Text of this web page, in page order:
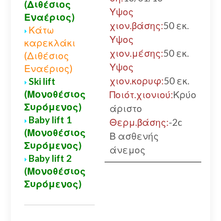
(Διθέσιος
Εναέριος)
Κάτω
καρεκλάκι
(Διθέσιος
Εναέριος)
Ski lift
(Μονοθέσιος
Συρόμενος)
Baby lift 1
(Μονοθέσιος
Συρόμενος)
Baby lift 2
(Μονοθέσιος
Συρόμενος)
Υψος
χιον.βάσης:50 εκ.
Υψος
χιον.μέσης:50 εκ.
Υψος
χιον.κορυφ:50 εκ.
Ποιότ.χιονιού:Κρύο
άριστο
Θερμ.βάσης:-2c
Β ασθενής
άνεμος